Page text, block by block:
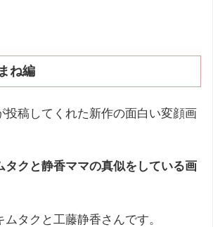
ね編
投稿してくれた新作の面白い変顔画
タクと静香ママの真似をしている画
タクと工藤静香さんです。